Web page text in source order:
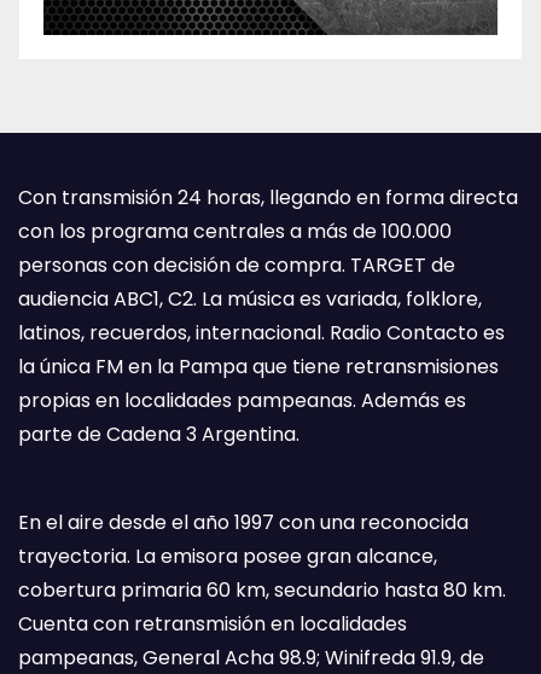
Con transmisión 24 horas, llegando en forma directa
con los programa centrales a más de 100.000
personas con decisión de compra. TARGET de
audiencia ABC1, C2. La música es variada, folklore,
latinos, recuerdos, internacional. Radio Contacto es
la única FM en la Pampa que tiene retransmisiones
propias en localidades pampeanas. Además es
parte de Cadena 3 Argentina.
En el aire desde el año 1997 con una reconocida
trayectoria. La emisora posee gran alcance,
cobertura primaria 60 km, secundario hasta 80 km.
Cuenta con retransmisión en localidades
pampeanas, General Acha 98.9; Winifreda 91.9, de